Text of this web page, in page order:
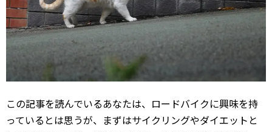
この記事を読んでいるあなたは、ロードバイクに興味を持
っているとは思うが、まずはサイクリングやダイエットと